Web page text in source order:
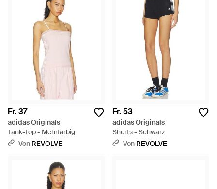
Fr. 37
adidas Originals
Tank-Top - Mehrfarbig
Von REVOLVE
Fr. 53
adidas Originals
Shorts - Schwarz
Von REVOLVE